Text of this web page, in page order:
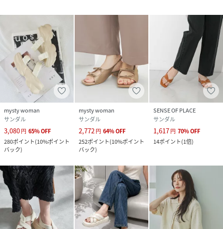
mysty woman
サンダル
3,080円 65%OFF
280ポイント(10%ポイント
バック)
mysty woman
サンダル
2,772円 64%OFF
252ポイント(10%ポイント
バック)
SENSE OF PLACE
サンダル
1,617円 70%OFF
14ポイント(1倍)